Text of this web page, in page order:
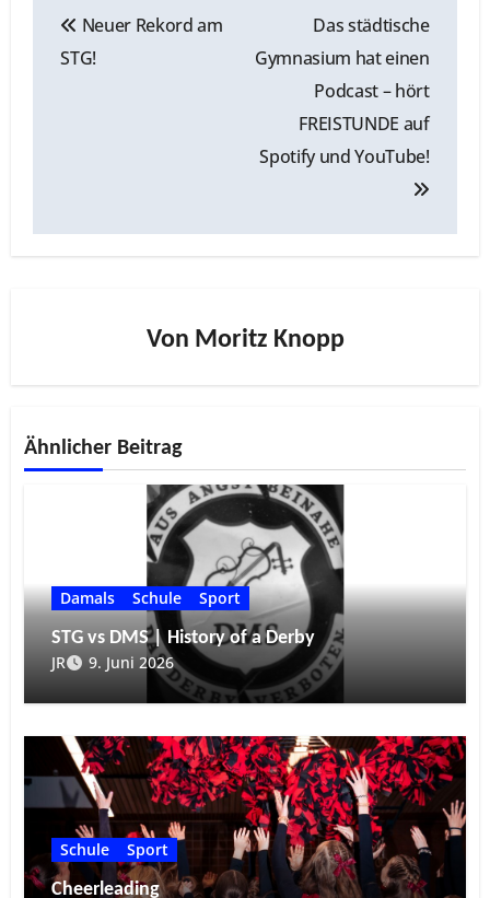
Neuer Rekord am
STG!
Das städtische
Gymnasium hat einen
Podcast – hört
FREISTUNDE auf
Spotify und YouTube!
Von Moritz Knopp
Ähnlicher Beitrag
Damals Schule
Sport
STG vs DMS | History of a Derby
JR
9. Juni 2026
Schule
Sport
Cheerleading